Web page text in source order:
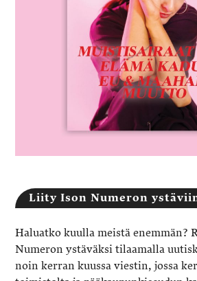
Liity Ison Numeron
Haluatko kuulla meistä enemmän?
Numeron ystäväksi tilaamalla
noin kerran kuussa viestin, jossa